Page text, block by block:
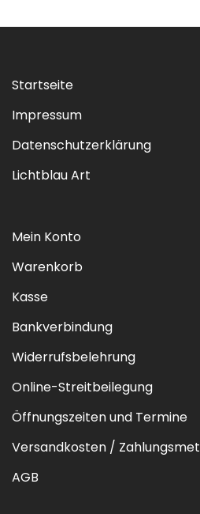
Startseite
Impressum
Datenschutzerklärung
Lichtblau Art
Mein Konto
Warenkorb
Kasse
Bankverbindung
Widerrufsbelehrung
Online-Streitbeilegung
Öffnungszeiten und Termine
Versandkosten /
AGB